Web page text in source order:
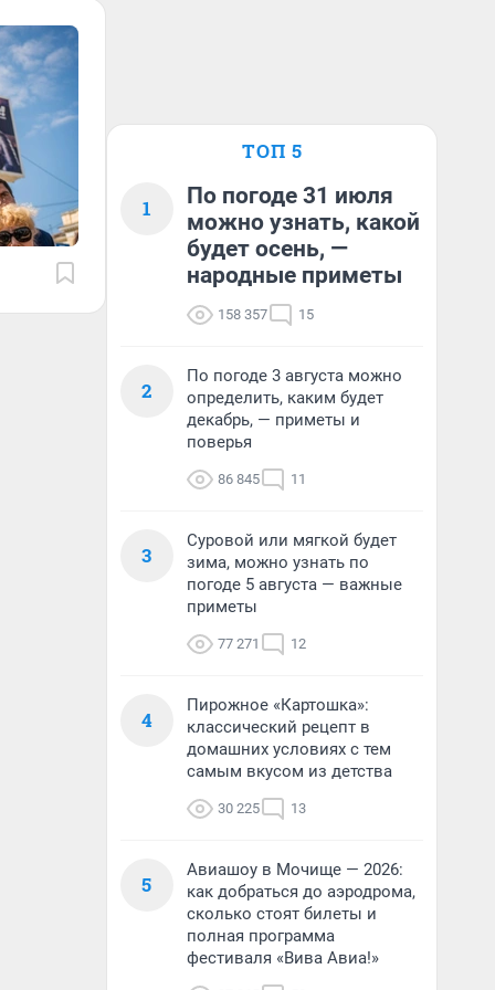
ТОП 5
1
По погоде 31 июля
можно узнать, какой
будет осень, —
народные приметы
158 357 15
2
По погоде 3 августа можно
определить, каким будет
декабрь, — приметы и
поверья
86 845 11
3
Суровой или мягкой будет
зима, можно узнать по
погоде 5 августа — важные
приметы
77 271 12
4
Пирожное «Картошка»:
классический рецепт в
домашних условиях с тем
самым вкусом из детства
30 225 13
5
Авиашоу в Мочище — 2026:
как добраться до аэродрома,
сколько стоят билеты и
полная программа
фестиваля «Вива Авиа!»